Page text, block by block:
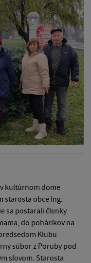
kultúrnom dome
starosta obce Ing.
sa postarali členky
do pohárikov na
Klubu
súbor z Poruby pod
slovom. Starosta